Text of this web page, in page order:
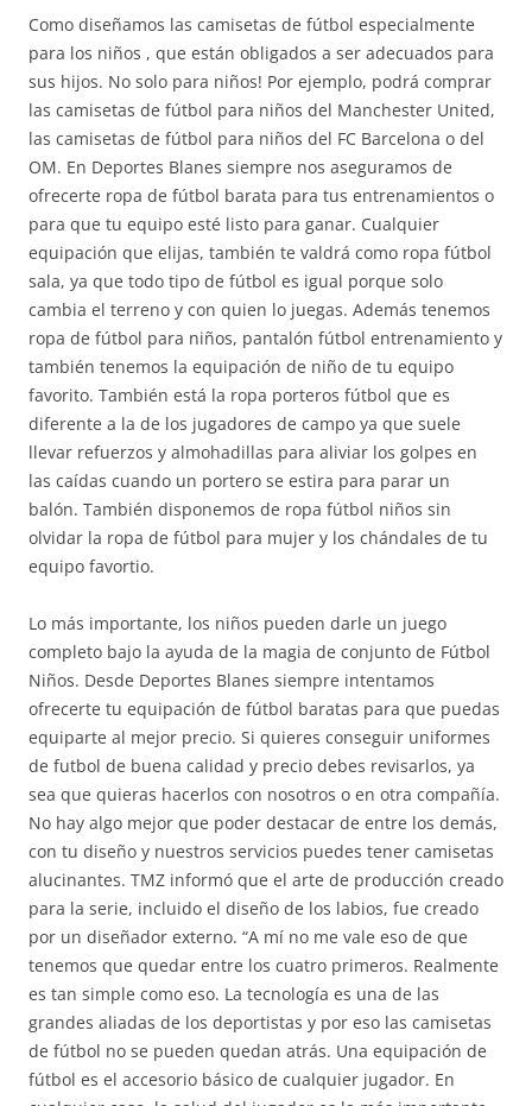
Como diseñamos las camisetas de fútbol especialmente
para los niños , que están obligados a ser adecuados para
sus hijos. No solo para niños! Por ejemplo, podrá comprar
las camisetas de fútbol para niños del Manchester United,
las camisetas de fútbol para niños del FC Barcelona o del
OM. En Deportes Blanes siempre nos aseguramos de
ofrecerte ropa de fútbol barata para tus entrenamientos o
para que tu equipo esté listo para ganar. Cualquier
equipación que elijas, también te valdrá como ropa fútbol
sala, ya que todo tipo de fútbol es igual porque solo
cambia el terreno y con quien lo juegas. Además tenemos
ropa de fútbol para niños, pantalón fútbol entrenamiento y
también tenemos la equipación de niño de tu equipo
favorito. También está la ropa porteros fútbol que es
diferente a la de los jugadores de campo ya que suele
llevar refuerzos y almohadillas para aliviar los golpes en
las caídas cuando un portero se estira para parar un
balón. También disponemos de ropa fútbol niños sin
olvidar la ropa de fútbol para mujer y los chándales de tu
equipo favortio.
Lo más importante, los niños pueden darle un juego
completo bajo la ayuda de la magia de conjunto de Fútbol
Niños. Desde Deportes Blanes siempre intentamos
ofrecerte tu equipación de fútbol baratas para que puedas
equiparte al mejor precio. Si quieres conseguir uniformes
de futbol de buena calidad y precio debes revisarlos, ya
sea que quieras hacerlos con nosotros o en otra compañía.
No hay algo mejor que poder destacar de entre los demás,
con tu diseño y nuestros servicios puedes tener camisetas
alucinantes. TMZ informó que el arte de producción creado
para la serie, incluido el diseño de los labios, fue creado
por un diseñador externo. “A mí no me vale eso de que
tenemos que quedar entre los cuatro primeros. Realmente
es tan simple como eso. La tecnología es una de las
grandes aliadas de los deportistas y por eso las camisetas
de fútbol no se pueden quedan atrás. Una equipación de
fútbol es el accesorio básico de cualquier jugador. En